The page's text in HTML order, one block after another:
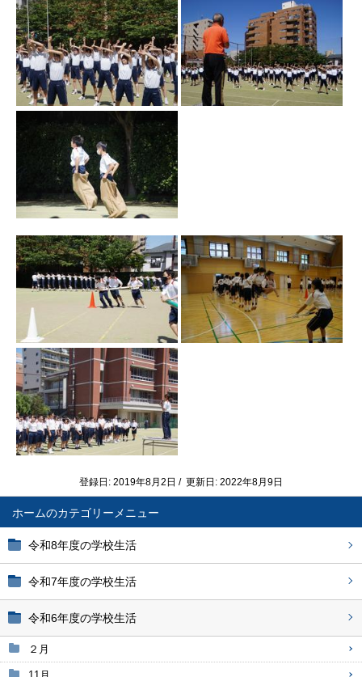
ホーム
令和8年度の学校生活
令和7年度の学校生活
令和6年度の学校生活
２月
登録日: 2019年8月2日 / 更新日: 2022年8月9日